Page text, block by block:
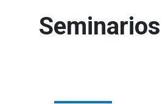
Seminarios